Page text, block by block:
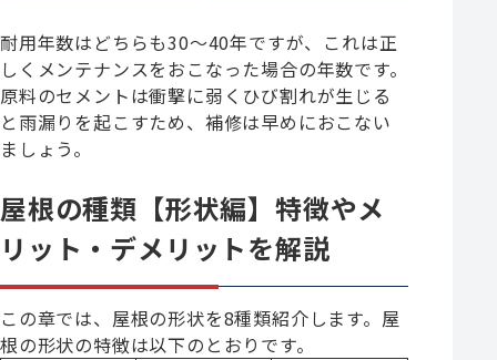
耐用年数はどちらも30～40年ですが、これは正
しくメンテナンスをおこなった場合の年数です。
原料のセメントは衝撃に弱くひび割れが生じる
と雨漏りを起こすため、補修は早めにおこない
ましょう。
屋根の種類【形状編】特徴やメ
リット・デメリットを解説
この章では、屋根の形状を8種類紹介します。屋
根の形状の特徴は以下のとおりです。